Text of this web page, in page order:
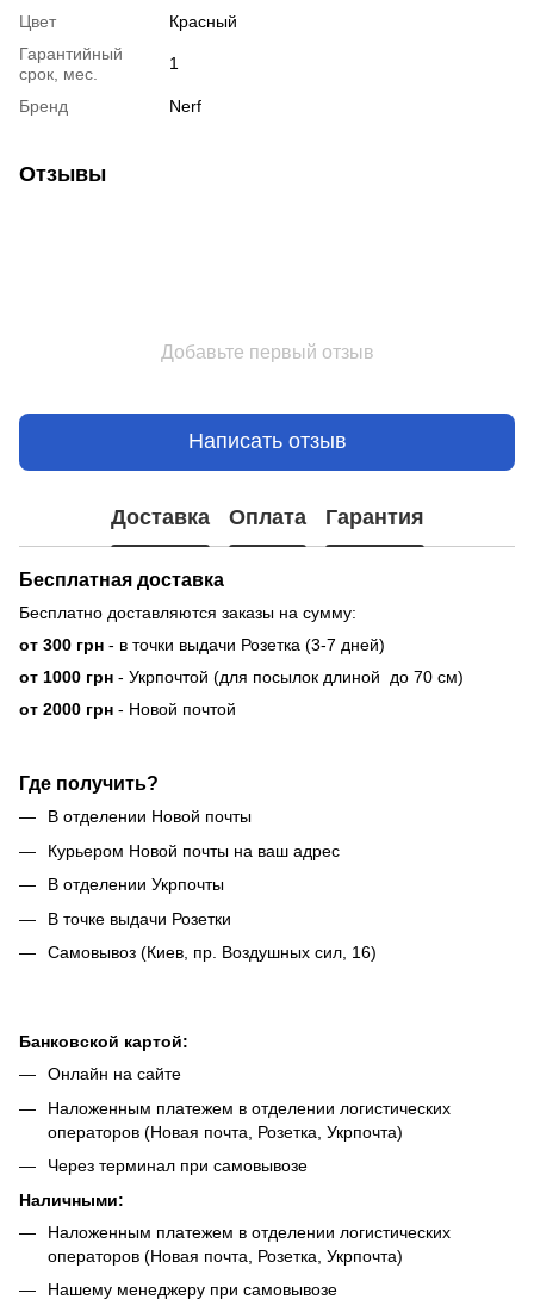
Цвет
Красный
Гарантийный
срок, мес.
1
Бренд Nerf
Отзывы
Добавьте первый отзыв
Написать отзыв
Доставка Оплата Гарантия
Бесплатная доставка
Бесплатно доставляются заказы на сумму:
от 300 грн - в точки выдачи Розетка (3-7 дней)
от 1000 грн - Укрпочтой (для посылок длиной до 70 см)
от 2000 грн - Новой почтой
Где получить?
В отделении Новой почты
Курьером Новой почты на ваш адрес
В отделении Укрпочты
В точке выдачи Розетки
Самовывоз (Киев, пр. Воздушных сил, 16)
Банковской картой:
Онлайн на сайте
Наложенным платежем в отделении логистических
операторов (Новая почта, Розетка, Укрпочта)
Через терминал при самовывозе
Наличными:
Наложенным платежем в отделении логистических
операторов (Новая почта, Розетка, Укрпочта)
Нашему менеджеру при самовывозе